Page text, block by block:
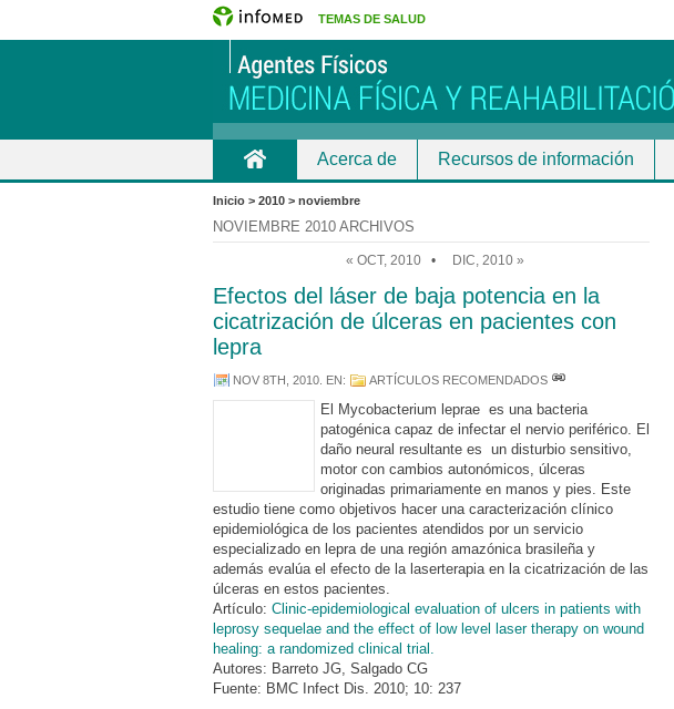
TEMAS DE SALUD
Acerca de Recursos de información
Inicio > 2010 > noviembre
NOVIEMBRE 2010 ARCHIVOS
« OCT, 2010 • DIC, 2010 »
Efectos del láser de baja potencia en la
cicatrización de úlceras en pacientes con
lepra
NOV 8TH, 2010 . EN: ARTÍCULOS RECOMENDADOS
El Mycobacterium leprae es una bacteria
patogénica capaz de infectar el nervio periférico. El
daño neural resultante es un disturbio sensitivo,
motor con cambios autonómicos, úlceras
originadas primariamente en manos y pies. Este
estudio tiene como objetivos hacer una caracterización clínico
epidemiológica de los pacientes atendidos por un servicio
especializado en lepra de una región amazónica brasileña y
además evalúa el efecto de la laserterapia en la cicatrización de las
úlceras en estos pacientes.
Artículo: Clinic-epidemiological evaluation of ulcers in patients with
leprosy sequelae and the effect of low level laser therapy on wound
healing: a randomized clinical trial.
Autores: Barreto JG, Salgado CG
Fuente: BMC Infect Dis. 2010; 10: 237